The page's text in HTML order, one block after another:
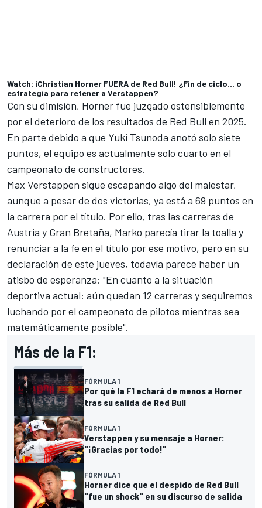
Watch: ¡Christian Horner FUERA de Red Bull! ¿Fin de ciclo… o
estrategia para retener a Verstappen?
Con su dimisión, Horner fue juzgado ostensiblemente
por el deterioro de los resultados de Red Bull en 2025.
En parte debido a que Yuki Tsunoda anotó solo siete
puntos, el equipo es actualmente solo cuarto en el
campeonato de constructores.
Max Verstappen sigue escapando algo del malestar,
aunque a pesar de dos victorias, ya está a 69 puntos en
la carrera por el título. Por ello, tras las carreras de
Austria y Gran Bretaña, Marko parecía tirar la toalla y
renunciar a la fe en el título por ese motivo, pero en su
declaración de este jueves, todavía parece haber un
atisbo de esperanza: "En cuanto a la situación
deportiva actual: aún quedan 12 carreras y seguiremos
luchando por el campeonato de pilotos mientras sea
matemáticamente posible".
Más de la F1:
FÓRMULA 1
Por qué la F1 echará de menos a Horner
tras su salida de Red Bull
FÓRMULA 1
Verstappen y su mensaje a Horner:
"¡Gracias por todo!"
FÓRMULA 1
Horner dice que el despido de Red Bull
"fue un shock" en su discurso de salida